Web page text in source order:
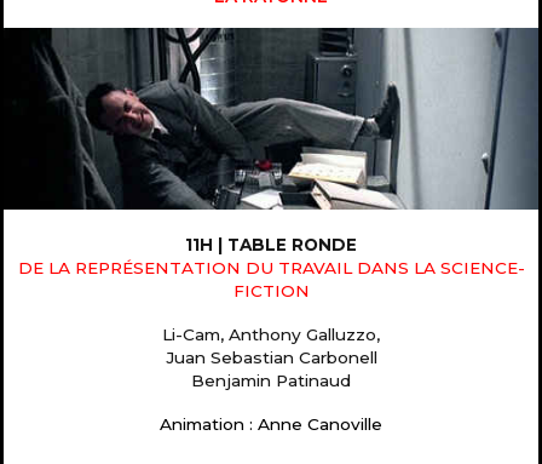
11H | TABLE RONDE
DE LA REPRÉSENTATION DU TRAVAIL DANS LA SCIENCE-
FICTION
Li-Cam, Anthony Galluzzo,
Juan Sebastian Carbonell
Benjamin Patinaud
Animation : Anne Canoville